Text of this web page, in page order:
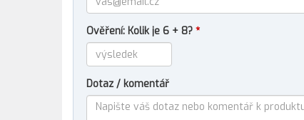
Ověření: Kolik je 6 + 8? *
Dotaz / komentář